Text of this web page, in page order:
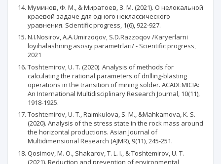
Муминов, Ф. М., & Миратоев, З. М. (2021). О нелокальной
краевой задаче для одного неклассического
уравнения. Scientific progress, 1(6), 922-927.
N.I.Nosirov, A.A.Umirzoqov, S.D.Razzoqov /Karyerlarni
loyihalashning asosiy parametrlari/ - Scientific progress,
2021
Toshtemirov, U. T. (2020). Analysis of methods for
calculating the rational parameters of drilling-blasting
operations in the transition of mining solder. ACADEMICIA:
An International Multidisciplinary Research Journal, 10(11),
1918-1925.
Toshtemirov, U. T., Raimkulova, S. M., &Mahkamova, K. S.
(2020). Analysis of the stress state in the rock mass around
the horizontal productions. Asian Journal of
Multidimensional Research (AJMR), 9(11), 245-251.
Qosimov, M. O., Shakarov, T. L. I., & Toshtemirov, U. T.
(2021). Reduction and prevention of environmental